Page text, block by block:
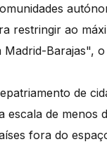
restringir ao
Barajas",
de
de menos
fora do